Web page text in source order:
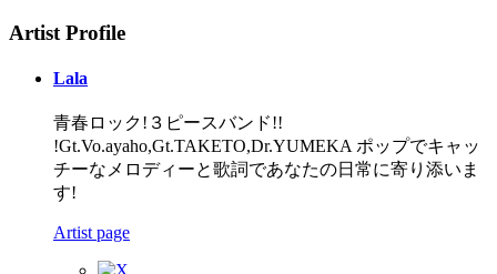
Artist Profile
Lala
青春ロック!３ピースバンド!!
!Gt.Vo.ayaho,Gt.TAKETO,Dr.YUMEKA ポップでキャッ
チーなメロディーと歌詞であなたの日常に寄り添いま
す!
Artist page